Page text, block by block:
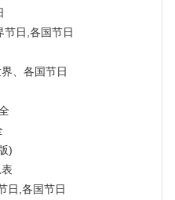
节日,各国节日
、各国节日
)
日,各国节日